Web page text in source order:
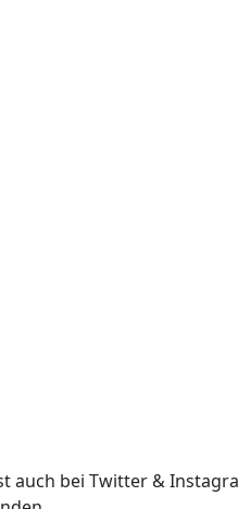
auch bei Twitter &